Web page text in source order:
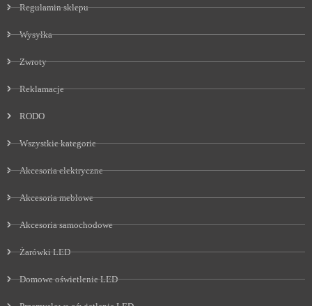
Regulamin sklepu
Wysyłka
Zwroty
Reklamacje
RODO
Wszystkie kategorie
Akcesoria elektryczne
Akcesoria meblowe
Akcesoria samochodowe
Żarówki LED
Domowe oświetlenie LED